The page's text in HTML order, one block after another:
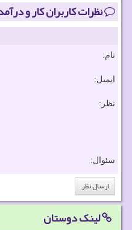
نظرات کاربران کار و
نام:
ایمیل:
نظر:
سئوال:
لینک دوستان